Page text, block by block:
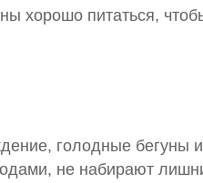
хорошо питаться,
голодные
не набирают